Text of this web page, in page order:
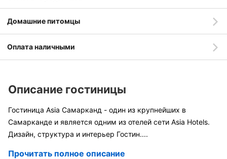
Домашние питомцы
Оплата наличными
Описание гостиницы
Гостиница Asia Самарканд - один из крупнейших в
Самарканде и является одним из отелей сети Asia Hotels.
Дизайн, структура и интерьер Гостин....
Прочитать полное описание